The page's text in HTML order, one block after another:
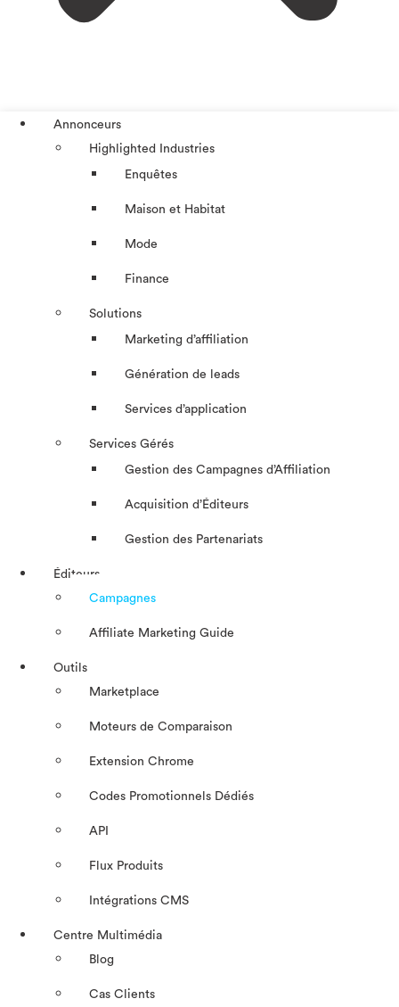
Annonceurs
Highlighted Industries
Enquêtes
Maison et Habitat
Mode
Finance
Solutions
Marketing d’affiliation
Génération de leads
Services d’application
Services Gérés
Gestion des Campagnes d’Affiliation​
Acquisition d’Éditeurs
Gestion des Partenariats
Éditeurs
Campagnes
Affiliate Marketing Guide
Outils
Marketplace
Moteurs de Comparaison
Extension Chrome
Codes Promotionnels Dédiés
API
Flux Produits
Intégrations CMS
Centre Multimédia
Blog
Cas Clients